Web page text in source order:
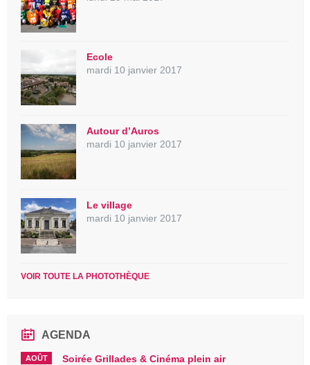
Ecole
mardi 10 janvier 2017
Autour d’Auros
mardi 10 janvier 2017
Le village
mardi 10 janvier 2017
VOIR TOUTE LA PHOTOTHÈQUE
AGENDA
AOÛT Soirée Grillades & Cinéma plein air